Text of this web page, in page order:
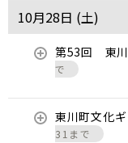
10月28日 (土)
第53回 東川
で
東川町文化
31まで